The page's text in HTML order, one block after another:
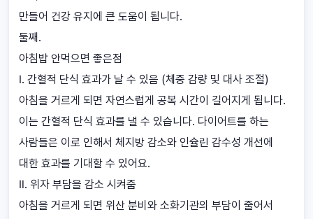
만들어 건강 유지에 큰 도움이 됩니다.
둘째.
아침밥 안먹으면 좋은점
Ⅰ. 간혈적 단식 효과가 날 수 있음 (체중 감량 및 대사 조절)
아침을 거르게 되면 자연스럽게 공복 시간이 길어지게 됩니다.
이는 간혈적 단식 효과를 낼 수 있습니다. 다이어트를 하는
사람들은 이로 인해서 체지방 감소와 인슐린 감수성 개선에
대한 효과를 기대할 수 있어요.
Ⅱ. 위자 부담을 감소 시켜줌
아침을 거르게 되면 위산 분비와 소화기관의 부담이 줄어서